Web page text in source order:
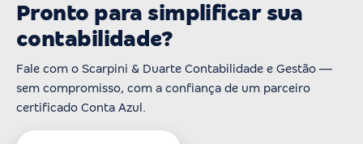
Pronto para simplificar sua
contabilidade?
Fale com o Scarpini & Duarte Contabilidade e Gestão —
sem compromisso, com a confiança de um parceiro
certificado Conta Azul.